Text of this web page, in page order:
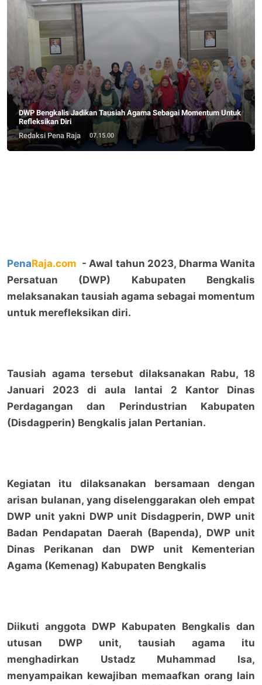
DWP Bengkalis Jadikan Tausiah Agama Sebagai Momentum Untuk
Refleksikan Diri
Redaksi Pena Raja
07.15.00
PenaRaja.com - Awal tahun 2023, Dharma Wanita
Persatuan (DWP) Kabupaten Bengkalis
melaksanakan tausiah agama sebagai momentum
untuk merefleksikan diri.
Tausiah agama tersebut dilaksanakan Rabu, 18
Januari 2023 di aula lantai 2 Kantor Dinas
Perdagangan dan Perindustrian Kabupaten
(Disdagperin) Bengkalis jalan Pertanian.
Kegiatan itu dilaksanakan bersamaan dengan
arisan bulanan, yang diselenggarakan oleh empat
DWP unit yakni DWP unit Disdagperin, DWP unit
Badan Pendapatan Daerah (Bapenda), DWP unit
Dinas Perikanan dan DWP unit Kementerian
Agama (Kemenag) Kabupaten Bengkalis
Diikuti anggota DWP Kabupaten Bengkalis dan
utusan DWP unit, tausiah agama itu
menghadirkan Ustadz Muhammad Isa,
menyampaikan kewajiban memaafkan orang lain